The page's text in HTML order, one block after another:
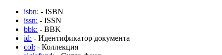
isbn: - ISBN
issn: - ISSN
bbk: - BBK
id: - Идентификатор документа
col: - Коллекция